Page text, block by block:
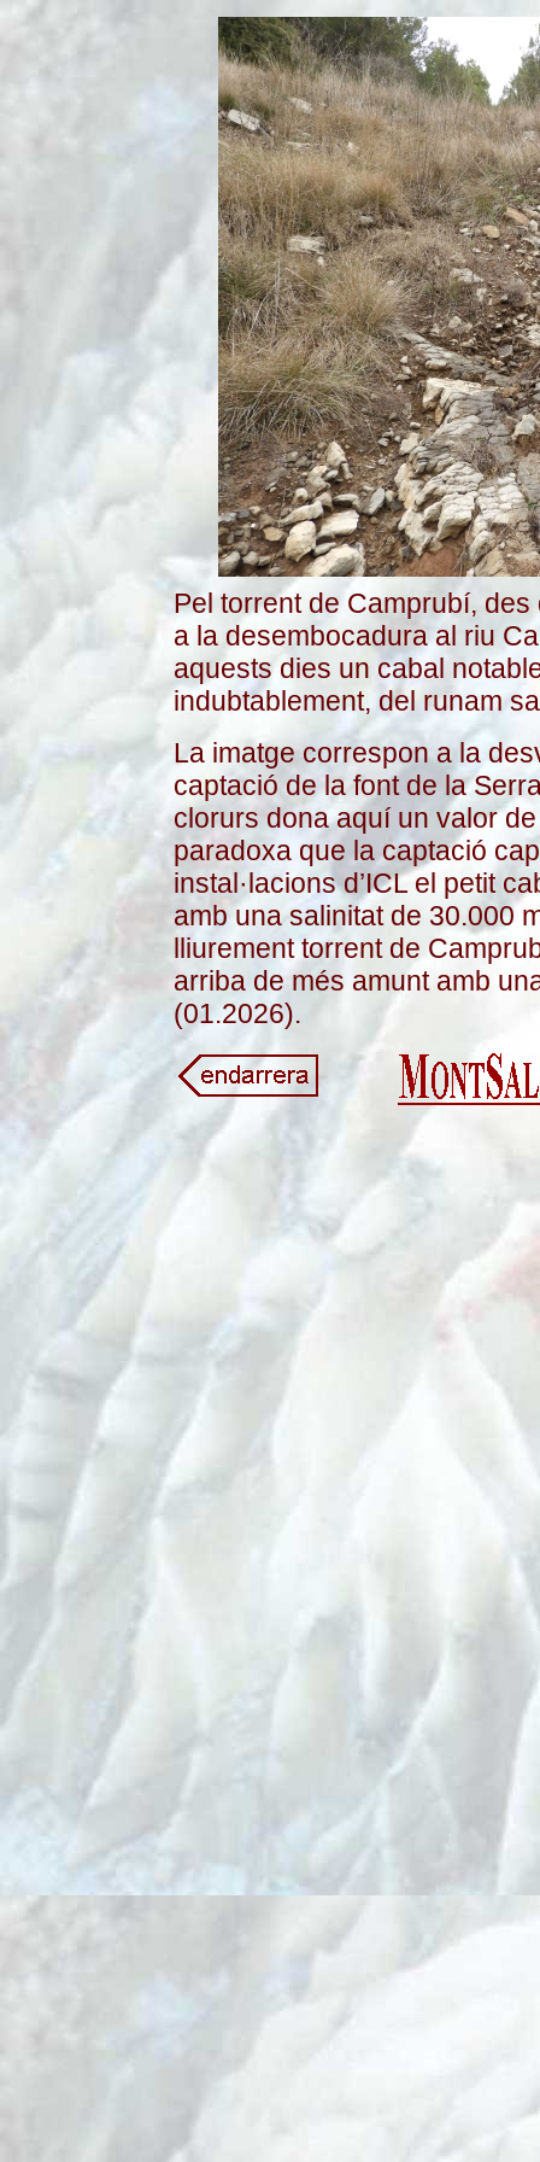
Pel torrent de Camprubí,
a la desembocadura al riu
aquests dies un cabal
indubtablement, del runam
La imatge correspon a la
captació de la font de la
clorurs dona aquí un valor
paradoxa que la captació
instal·lacions d’ICL el petit
amb una salinitat de 30.000
lliurement torrent de
arriba de més amunt amb
(01.2026).